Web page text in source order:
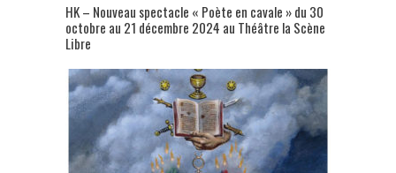
HK – Nouveau spectacle « Poète en cavale » du 30
octobre au 21 décembre 2024 au Théâtre la Scène
Libre